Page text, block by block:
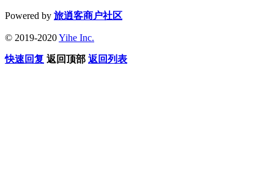
Powered by 旅逍客商户社区
© 2019-2020Yihe Inc.
快速回复 返回顶部 返回列表